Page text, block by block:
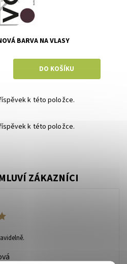
BARVA NA VLASY
k této položce.
k této položce.